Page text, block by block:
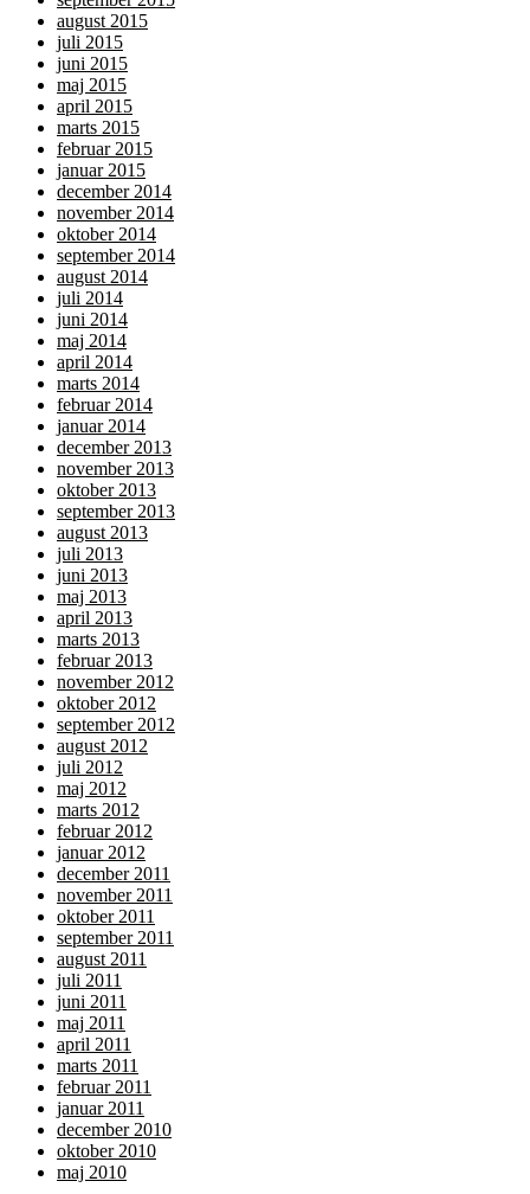
august 2015
juli 2015
juni 2015
maj 2015
april 2015
marts 2015
februar 2015
januar 2015
december 2014
november 2014
oktober 2014
september 2014
august 2014
juli 2014
juni 2014
maj 2014
april 2014
marts 2014
februar 2014
januar 2014
december 2013
november 2013
oktober 2013
september 2013
august 2013
juli 2013
juni 2013
maj 2013
april 2013
marts 2013
februar 2013
november 2012
oktober 2012
september 2012
august 2012
juli 2012
maj 2012
marts 2012
februar 2012
januar 2012
december 2011
november 2011
oktober 2011
september 2011
august 2011
juli 2011
juni 2011
maj 2011
april 2011
marts 2011
februar 2011
januar 2011
december 2010
oktober 2010
maj 2010